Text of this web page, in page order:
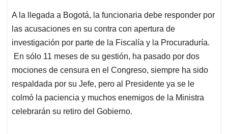
A la llegada a Bogotá, la funcionaria debe responder por
las acusaciones en su contra con apertura de
investigación por parte de la Fiscalía y la Procuraduría.
En sólo 11 meses de su gestión, ha pasado por dos
mociones de censura en el Congreso, siempre ha sido
respaldada por su Jefe, pero al Presidente ya se le
colmó la paciencia y muchos enemigos de la Ministra
celebrarán su retiro del Gobierno.